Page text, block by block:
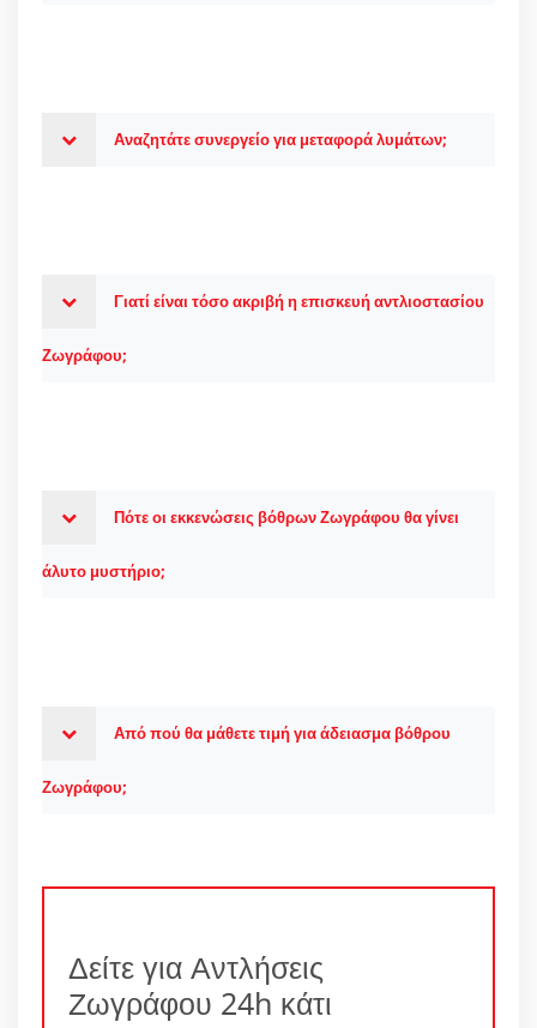
Αναζητάτε συνεργείο για μεταφορά λυμάτων;
Γιατί είναι τόσο ακριβή η επισκευή αντλιοστασίου
Ζωγράφου;
Πότε οι εκκενώσεις βόθρων Ζωγράφου θα γίνει
άλυτο μυστήριο;
Από πού θα μάθετε τιμή για άδειασμα βόθρου
Ζωγράφου;
Δείτε για Αντλήσεις
Ζωγράφου 24h κάτι